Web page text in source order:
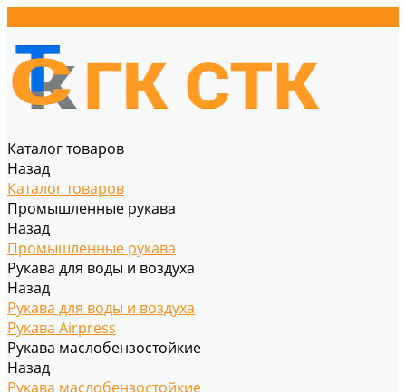
Каталог товаров
Назад
Каталог товаров
Промышленные рукава
Назад
Промышленные рукава
Рукава для воды и воздуха
Назад
Рукава для воды и воздуха
Рукава Airpress
Рукава маслобензостойкие
Назад
Рукава маслобензостойкие